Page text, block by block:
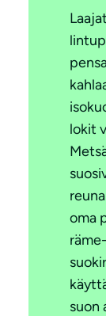
lokit
oma
suon